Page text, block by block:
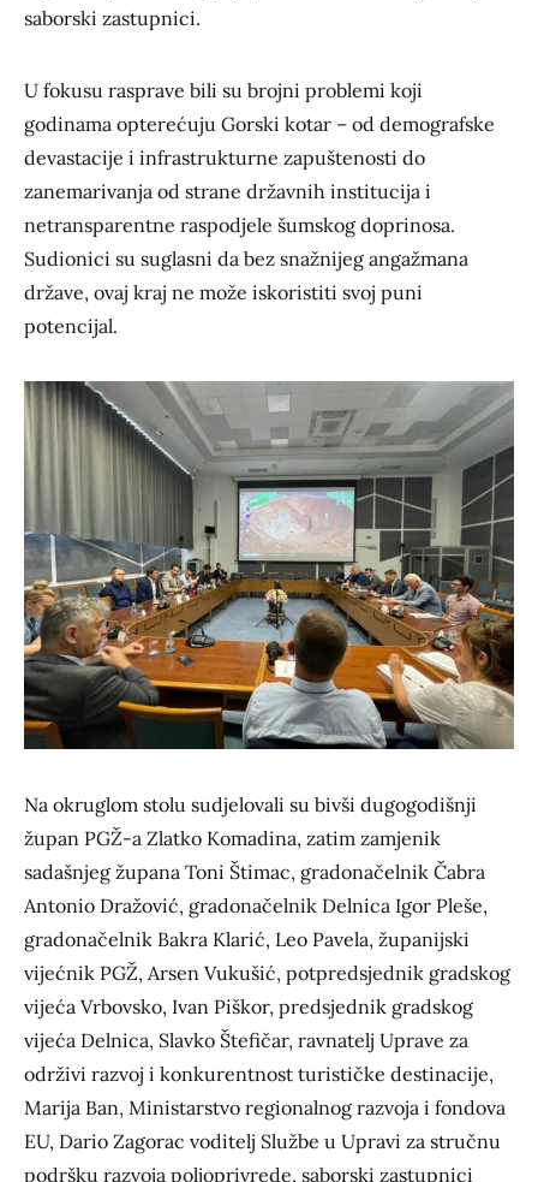
saborski zastupnici.
U fokusu rasprave bili su brojni problemi koji
godinama opterećuju Gorski kotar – od demografske
devastacije i infrastrukturne zapuštenosti do
zanemarivanja od strane državnih institucija i
netransparentne raspodjele šumskog doprinosa.
Sudionici su suglasni da bez snažnijeg angažmana
države, ovaj kraj ne može iskoristiti svoj puni
potencijal.
Na okruglom stolu sudjelovali su bivši dugogodišnji
župan PGŽ-a Zlatko Komadina, zatim zamjenik
sadašnjeg župana Toni Štimac, gradonačelnik Čabra
Antonio Dražović, gradonačelnik Delnica Igor Pleše,
gradonačelnik Bakra Klarić, Leo Pavela, županijski
vijećnik PGŽ, Arsen Vukušić, potpredsjednik gradskog
vijeća Vrbovsko, Ivan Piškor, predsjednik gradskog
vijeća Delnica, Slavko Štefičar, ravnatelj Uprave za
održivi razvoj i konkurentnost turističke destinacije,
Marija Ban, Ministarstvo regionalnog razvoja i fondova
EU, Dario Zagorac voditelj Službe u Upravi za stručnu
podršku razvoja poljoprivrede, saborski zastupnici